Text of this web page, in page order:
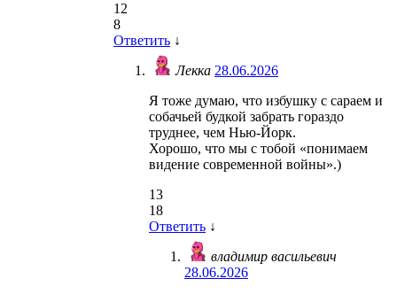
12
8
Ответить ↓
Лекка 28.06.2026
Я тоже думаю, что избушку с сараем и
собачьей будкой забрать гораздо
труднее, чем Нью-Йорк.
Хорошо, что мы с тобой «понимаем
видение современной войны».)
13
18
Ответить ↓
владимир васильевич
28.06.2026